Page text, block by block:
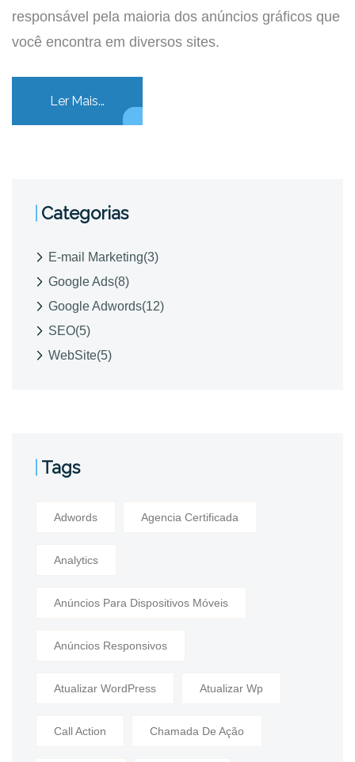
responsável pela maioria dos anúncios gráficos que
você encontra em diversos sites.
Ler Mais...
Categorias
E-mail Marketing(3)
Google Ads(8)
Google Adwords(12)
SEO(5)
WebSite(5)
Tags
Adwords Agencia Certificada
Analytics
Anúncios Para Dispositivos Móveis
Anúncios Responsivos
Atualizar WordPress Atualizar Wp
Call Action Chamada De Ação